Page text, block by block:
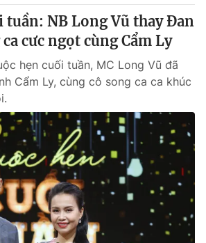
tuần: NB Long Vũ thay Đan
cưc ngọt cùng Cẩm Ly
hẹn cuối tuần, MC Long Vũ đã
Cẩm Ly, cùng cô song ca ca khúc